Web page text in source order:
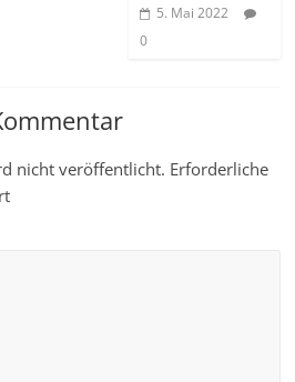
5. Mai 2022
0
nicht veröffentlicht. Erforderliche